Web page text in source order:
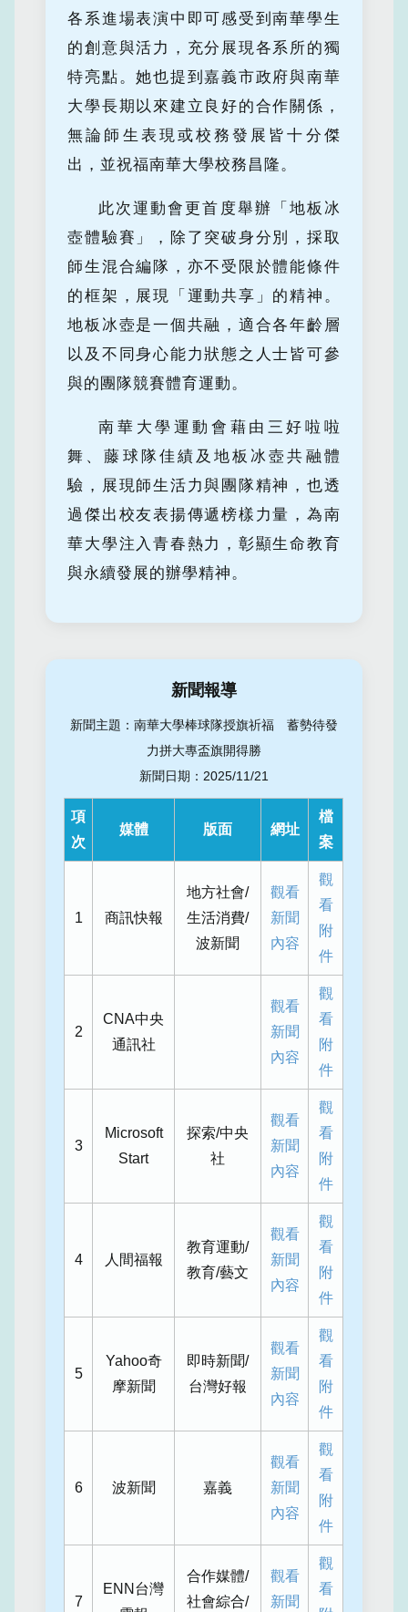
各系進場表演中即可感受到南華學生
的創意與活力，充分展現各系所的獨
特亮點。她也提到嘉義市政府與南華
大學長期以來建立良好的合作關係，
無論師生表現或校務發展皆十分傑
出，並祝福南華大學校務昌隆。
此次運動會更首度舉辦「地板冰
壺體驗賽」，除了突破身分別，採取
師生混合編隊，亦不受限於體能條件
的框架，展現「運動共享」的精神。
地板冰壺是一個共融，適合各年齡層
以及不同身心能力狀態之人士皆可參
與的團隊競賽體育運動。
南華大學運動會藉由三好啦啦
舞、藤球隊佳績及地板冰壺共融體
驗，展現師生活力與團隊精神，也透
過傑出校友表揚傳遞榜樣力量，為南
華大學注入青春熱力，彰顯生命教育
與永續發展的辦學精神。
新聞報導
新聞主題：南華大學棒球隊授旗祈福 蓄勢待發
力拼大專盃旗開得勝
新聞日期：2025/11/21
項
次
媒體 版面 網址
檔
案
1 商訊快報
地方社會/
生活消費/
波新聞
觀看
新聞
內容
觀
看
附
件
2
CNA中央
通訊社
觀看
新聞
內容
觀
看
附
件
3
Microsoft
Start
探索/中央
社
觀看
新聞
內容
觀
看
附
件
4 人間福報
教育運動/
教育/藝文
觀看
新聞
內容
觀
看
附
件
5
Yahoo奇
摩新聞
即時新聞/
台灣好報
觀看
新聞
內容
觀
看
附
件
6 波新聞 嘉義
觀看
新聞
內容
觀
看
附
件
7
ENN台灣
合作媒體/
社會綜合/
觀看
新聞
觀
看